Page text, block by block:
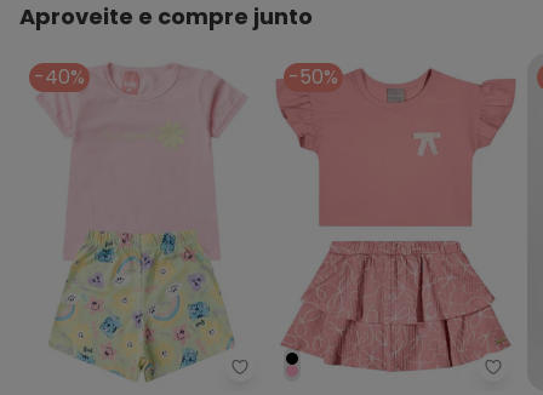
Aproveite e compre junto
-40%
Rosa Azul - Conjunto Infantil
-50%